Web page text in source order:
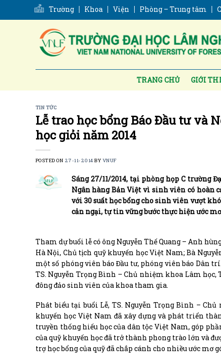
Trường Khoa Viện Phòng – Trung tâm
TRANG CHỦ GIỚI
TIN TỨC
Lễ trao học bổng Báo Đầu tư và
học giỏi năm 2014
POSTED ON 27-11-2014 BY VNUF
Sáng 27/11/2014, tại phòng họp C trường
Ngân hàng Bản Việt vì sinh viên có hoàn
với 30 suất học bổng cho sinh viên vượt
cản ngại, tự tin vững bước thực hiện ước
Tham dự buổi lễ có ông Nguyễn Thế Quang – Anh
Hà Nội, Chủ tịch quỹ khuyến học Việt Nam; Bà
một số phóng viên báo Đầu tư, phóng viên báo Dân
TS. Nguyễn Trọng Bình – Chủ nhiệm khoa Lâm học,
đông đảo sinh viên của khoa tham gia.
Phát biểu tại buổi Lễ, TS. Nguyễn Trọng Bình –
khuyến học Việt Nam đã xây dựng và phát triển
truyền thống hiếu học của dân tộc Việt Nam, góp
của quỹ khuyến học đã trở thành phong trào lớn và
trợ học bổng của quỹ đã chắp cánh cho nhiều ước mơ